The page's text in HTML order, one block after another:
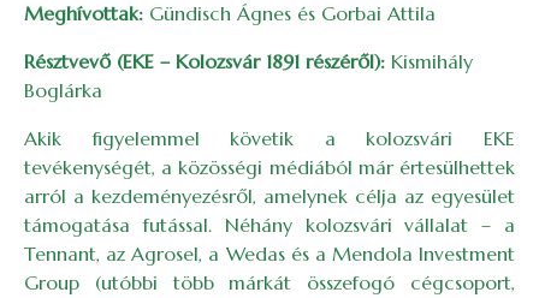
Meghívottak: Gündisch Ágnes és Gorbai Attila
Résztvevő (EKE – Kolozsvár 1891 részéről): Kismihály
Boglárka
Akik figyelemmel követik a kolozsvári EKE
tevékenységét, a közösségi médiából már értesülhettek
arról a kezdeményezésről, amelynek célja az egyesület
támogatása futással. Néhány kolozsvári vállalat – a
Tennant, az Agrosel, a Wedas és a Mendola Investment
Group (utóbbi több márkát összefogó cégcsoport,